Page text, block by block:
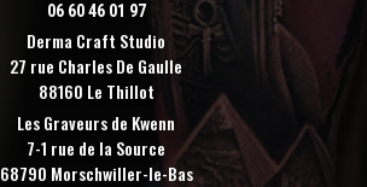
06 60 46 01 97
Derma Craft Studio
27 rue Charles De Gaulle
88160 Le Thillot
Les Graveurs de Kwenn
7-1 rue de la Source
68790 Morschwiller-le-Bas